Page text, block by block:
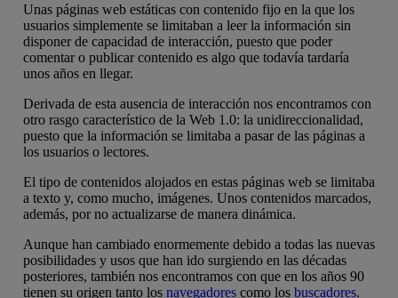
Unas páginas web estáticas con contenido fijo en la que los
usuarios simplemente se limitaban a leer la información sin
disponer de capacidad de interacción, puesto que poder
comentar o publicar contenido es algo que todavía tardaría
unos años en llegar.
Derivada de esta ausencia de interacción nos encontramos con
otro rasgo característico de la Web 1.0: la unidireccionalidad,
puesto que la información se limitaba a pasar de las páginas a
los usuarios o lectores.
El tipo de contenidos alojados en estas páginas web se limitaba
a texto y, como mucho, imágenes. Unos contenidos marcados,
además, por no actualizarse de manera dinámica.
Aunque han cambiado enormemente debido a todas las nuevas
posibilidades y usos que han ido surgiendo en las décadas
posteriores, también nos encontramos con que en los años 90
tienen su origen tanto los navegadores como los buscadores.